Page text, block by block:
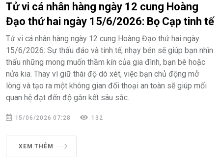
Tử vi cá nhân hàng ngày 12 cung Hoàng
Đạo thứ hai ngày 15/6/2026: Bọ Cạp tinh tế
Tử vi cá nhân hàng ngày 12 cung Hoàng Đạo thứ hai ngày
15/6/2026: Sự thấu đáo và tinh tế, nhạy bén sẽ giúp bạn nhìn
thấu những mong muốn thầm kín của gia đình, bạn bè hoặc
nửa kia. Thay vì giữ thái độ dò xét, việc bạn chủ động mở
lòng và tạo ra một không gian đối thoại an toàn sẽ giúp mối
quan hệ đạt đến độ gắn kết sâu sắc.
15/06/2026 07:28 132
XEM THÊM